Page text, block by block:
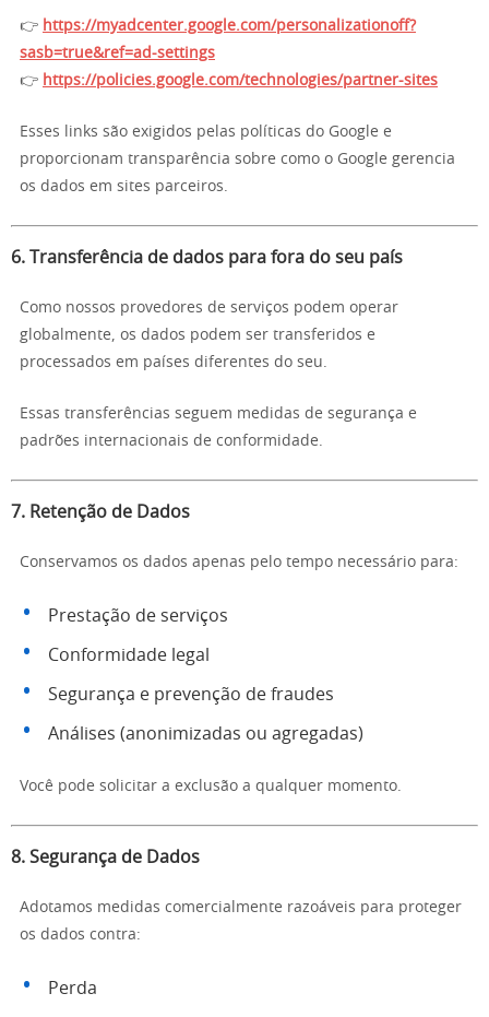
👉 https://myadcenter.google.com/personalizationoff?
sasb=true&ref=ad-settings
👉 https://policies.google.com/technologies/partner-sites
Esses links são exigidos pelas políticas do Google e
proporcionam transparência sobre como o Google gerencia
os dados em sites parceiros.
6. Transferência de dados para fora do seu país
Como nossos provedores de serviços podem operar
globalmente, os dados podem ser transferidos e
processados em países diferentes do seu.
Essas transferências seguem medidas de segurança e
padrões internacionais de conformidade.
7. Retenção de Dados
Conservamos os dados apenas pelo tempo necessário para:
Prestação de serviços
Conformidade legal
Segurança e prevenção de fraudes
Análises (anonimizadas ou agregadas)
Você pode solicitar a exclusão a qualquer momento.
8. Segurança de Dados
Adotamos medidas comercialmente razoáveis para proteger
os dados contra:
Perda